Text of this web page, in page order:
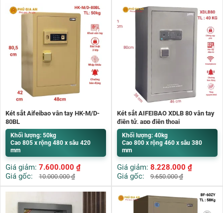
Két sắt Aifeibao vân tay HK-M/D-
80BL
Khối lượng: 50kg
Cao 805 x rộng 480 x sâu 420
mm
Giá giảm: 7.600.000 ₫
Giá gốc:
10.000.000₫
Két sắt AIFEIBAO XDLB 80 vân tay
điện tử, app điện thoại
Khối lượng: 40kg
Cao 800 x rộng 460 x sâu 380
mm
Giá giảm: 8.228.000 ₫
Giá gốc:
9.650.000₫